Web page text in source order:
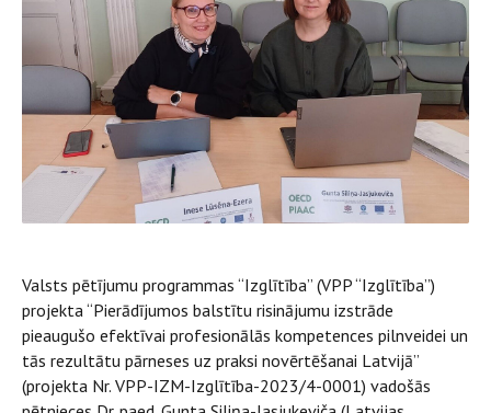
Valsts pētījumu programmas “Izglītība” (VPP “Izglītība”)
projekta “Pierādījumos balstītu risinājumu izstrāde
pieaugušo efektīvai profesionālās kompetences pilnveidei un
tās rezultātu pārneses uz praksi novērtēšanai Latvijā”
(projekta Nr. VPP-IZM-Izglītība-2023/4-0001) vadošās